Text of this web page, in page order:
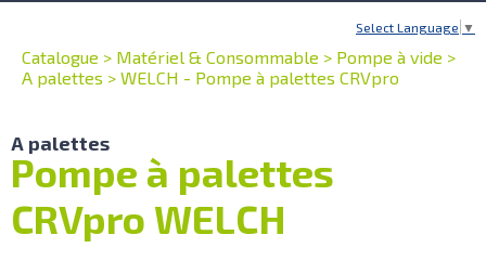
Select Language ▼
Catalogue > Matériel & Consommable > Pompe à vide >
A palettes > WELCH - Pompe à palettes CRVpro
A palettes
Pompe à palettes
CRVpro WELCH